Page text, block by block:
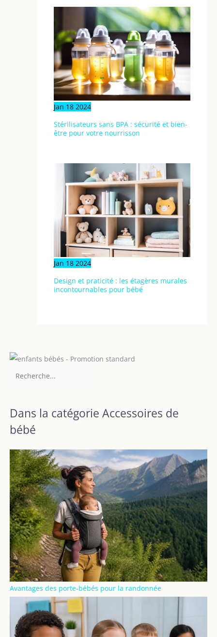
Jan 18 2024
Stérilisateurs sans BPA : sécurité et bien-
être pour votre nourrisson
Jan 18 2024
Design et praticité : les étagères murales
incontournables pour bébé
Dans la catégorie Accessoires de
bébé
Avantages des porte-bébés pour la randonnée